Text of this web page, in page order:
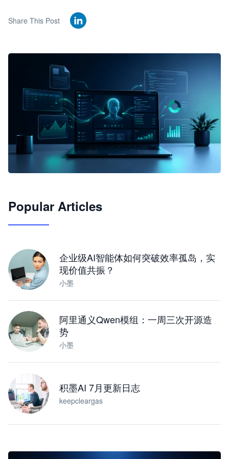
Share This Post
JimoClaw 桌面 AI Agent 工作台
Popular Articles
企业级AI智能体如何突破效率孤岛，实
现价值共振？
小墨
阿里通义Qwen模组：一周三次开源造
势
小墨
积墨AI 7月更新日志
keepcleargas